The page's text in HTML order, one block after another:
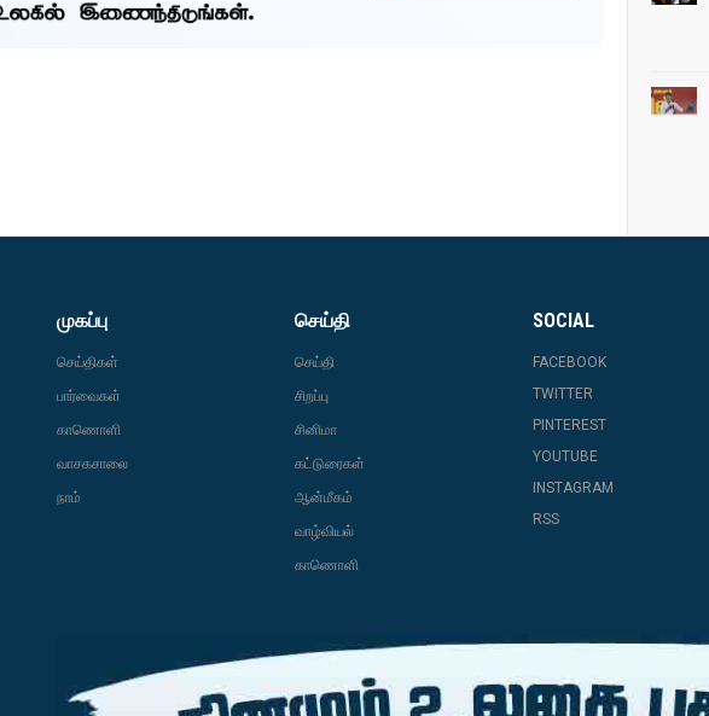
முகப்பு
செய்திகள்
பார்வைகள்
காணொளி
வாசகசாலை
நாம்
செய்தி
செய்தி
சிறப்பு
சினிமா
கட்டுரைகள்
ஆன்மீகம்
வாழ்வியல்
காணொளி
SOCIAL
FACEBOOK
TWITTER
PINTEREST
YOUTUBE
INSTAGRAM
RSS